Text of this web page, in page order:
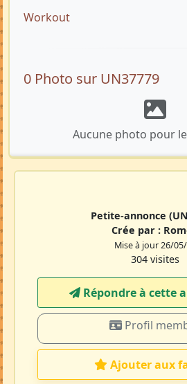
Workout
0 Photo sur UN37779
Aucune photo pour
Petite-annonce
Crée par :
Mise à jour 26/
304 visites
Répondre à cette
Profil
Ajouter aux